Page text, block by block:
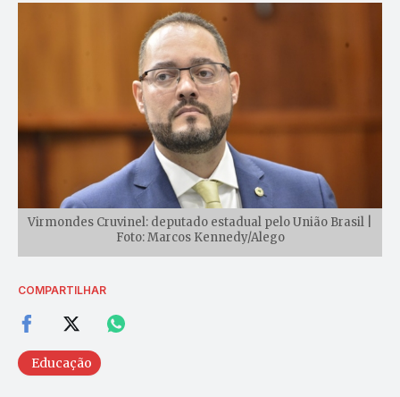
Virmondes Cruvinel: deputado estadual pelo União Brasil |
Foto: Marcos Kennedy/Alego
COMPARTILHAR
Educação